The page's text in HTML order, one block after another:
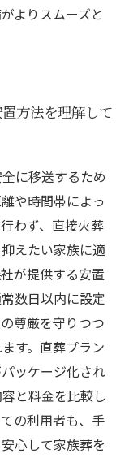
よりスムーズと
方法を理解して
に移送するため
や時間帯によっ
わず、直接火葬
えたい家族に適
が提供する安置
数日以内に設定
尊厳を守りつつ
す。直葬プラン
ッケージ化され
と料金を比較し
の利用者も、手
心して家族葬を